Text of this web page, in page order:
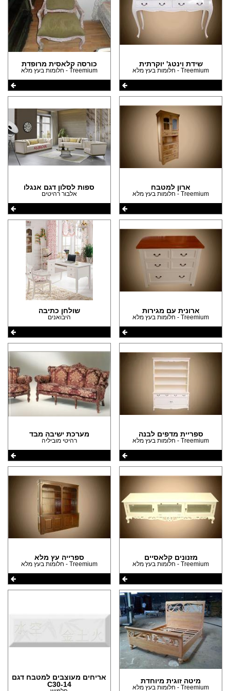
(5)
(5)
(3)
(3)
(2)
(2)
(2)
(2)
(2)
(2)
(2)
(1)
(1)
(1)
(1)
(1)
(1)
שידת וינטג' יוקרתית
Treemium - חלומות בעץ מלא
כורסה קלאסית מרופדת
Treemium - חלומות בעץ מלא
ארון למטבח
Treemium - חלומות בעץ מלא
ספות לסלון דגם אנגלו
אלבור רהיטים
ארונית עם מגירות
Treemium - חלומות בעץ מלא
שולחן כתיבה
היבואנים
ספריית מדפים לבנה
Treemium - חלומות בעץ מלא
מערכת ישיבה מבד
רהיטי מוביליה
מזנונים קלאסיים
Treemium - חלומות בעץ מלא
ספרייה עץ מלא
Treemium - חלומות בעץ מלא
מיטה זוגית מיוחדת
Treemium - חלומות בעץ מלא
אריחים מעוצבים למטבח דגם
C30-14